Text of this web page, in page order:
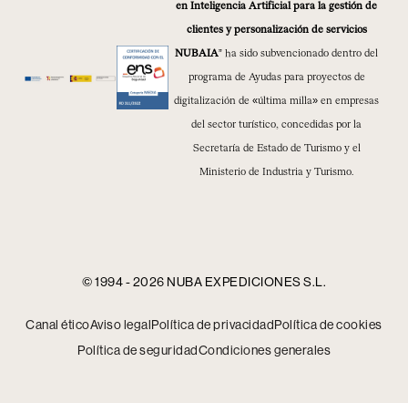
en Inteligencia Artificial para la gestión de
clientes y personalización de servicios
NUBAIA” ha sido subvencionado dentro del
programa de Ayudas para proyectos de
digitalización de «última milla» en empresas
del sector turístico, concedidas por la
Secretaría de Estado de Turismo y el
Ministerio de Industria y Turismo.
© 1994 - 2026 NUBA EXPEDICIONES S.L.
Canal éticoAviso legal Política de privacidad Política de cookies
Política de seguridad Condiciones generales